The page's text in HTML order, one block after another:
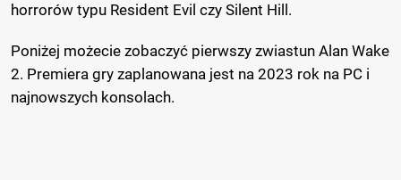
horrorów typu Resident Evil czy Silent Hill.
Poniżej możecie zobaczyć pierwszy zwiastun Alan Wake
2. Premiera gry zaplanowana jest na 2023 rok na PC i
najnowszych konsolach.